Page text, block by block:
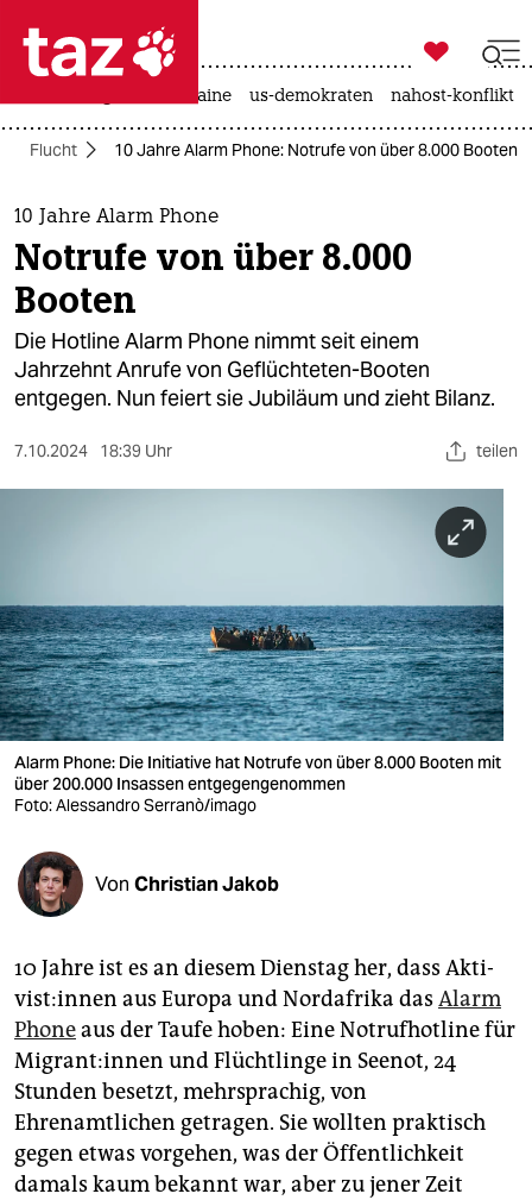
 taz zahl ich
taz zahl ich
themen
politik
öko
gesellschaft
sport
wahrheit
verlag
verlag
veranstaltungen
fragen & hilfe
abo
genossenschaft
epaper login

taz zahl ich
krieg in der ukraine us-demokraten nahost-konflikt
Flucht 10 Jahre Alarm Phone: Notrufe von über 8.000 Booten
10 Jahre Alarm Phone
Notrufe von über 8.000
Booten
Die Hotline Alarm Phone nimmt seit einem
Jahrzehnt Anrufe von Geflüchteten-Booten
entgegen. Nun feiert sie Jubiläum und zieht Bilanz.
7.10.2024 18:39 Uhr teilen
Alarm Phone: Die Initiative hat Notrufe von über 8.000 Booten mit
über 200.000 Insassen entgegengenommen
Foto: Alessandro Serranò/imago
Von Christian Jakob
10 Jahre ist es an diesem Dienstag her, dass Ak­ti­
vis­t:in­nen aus Europa und Nordafrika das Alarm
Phoneaus der Taufe hoben: Eine Notrufhotline für
Mi­gra­nt:in­nen und Flüchtlinge in Seenot, 24
Stunden besetzt, mehrsprachig, von
Ehrenamtlichen getragen. Sie wollten praktisch
gegen etwas vorgehen, was der Öffentlichkeit
damals kaum bekannt war, aber zu jener Zeit